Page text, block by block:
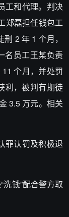
工和代理。判决
郑磊担任钱包工
2 年 1 个月，
名员工王某负责
个月，并处罚
利，被判有期徒
3.5 万元。相关
罪认罚及积极退
钱”配合警方取